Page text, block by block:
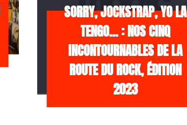
SORRY, JOCKSTRAP, YO LA
TENGO… : NOS CINQ
INCONTOURNABLES DE LA
ROUTE DU ROCK, ÉDITION
2023